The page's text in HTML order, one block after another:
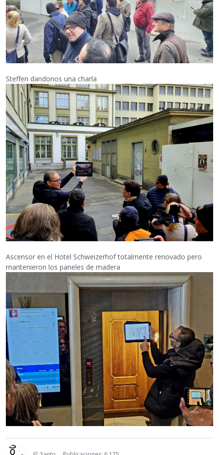
Steffen dandonos una charla
Ascensor en el Hotel Schweizerhof totalmente renovado pero
mantenieron los paneles de madera